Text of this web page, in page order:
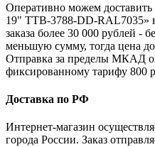
Оперативно можем
19" TTB-3788-DD-
заказа более 30 000 рублей -
меньшую сумму, тогда цена
Отправка за пределы МКАД
фиксированному тарифу 800
Доставка по РФ
Интернет-магазин
города России. Заказ